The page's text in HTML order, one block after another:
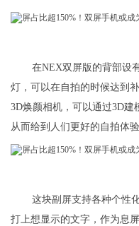
在NEX双屏版的背部设
灯，可以在自拍的时候达到
3D焕颜相机，可以通过3D建
从而给到人们更好的自拍体验
这块副屏支持各种个性
打上想显示的文字，作为息